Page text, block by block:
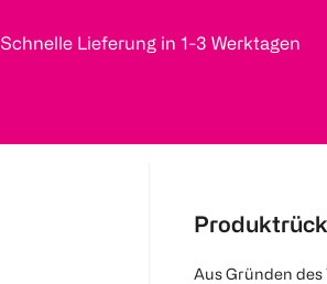
Schnelle Lieferung in 1-3 Werktagen
Aus Gründen